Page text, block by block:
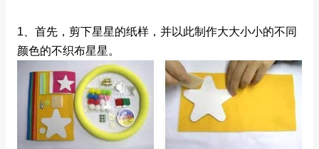
1、首先，剪下星星的纸样，并以此制作大大小小的不同
颜色的不织布星星。